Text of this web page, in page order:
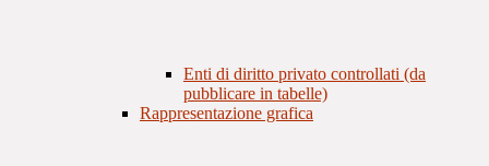
Enti di diritto privato controllati (da
pubblicare in tabelle)
Rappresentazione grafica